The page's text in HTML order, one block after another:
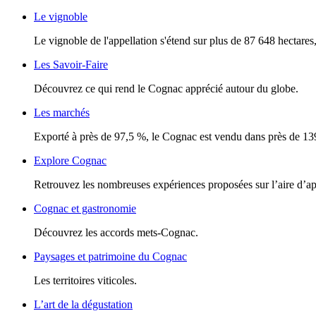
Le vignoble
Le vignoble de l'appellation s'étend sur plus de 87 648
Les Savoir-Faire
Découvrez ce qui rend le Cognac apprécié autour du globe.
Les marchés
Exporté à près de 97,5 %, le Cognac est vendu dans près de
Explore Cognac
Retrouvez les nombreuses expériences proposées sur l’aire
Cognac et gastronomie
Découvrez les accords mets-Cognac.
Paysages et patrimoine du Cognac
Les territoires viticoles.
L’art de la dégustation